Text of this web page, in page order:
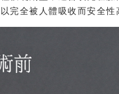
完全被人體吸收而安全性